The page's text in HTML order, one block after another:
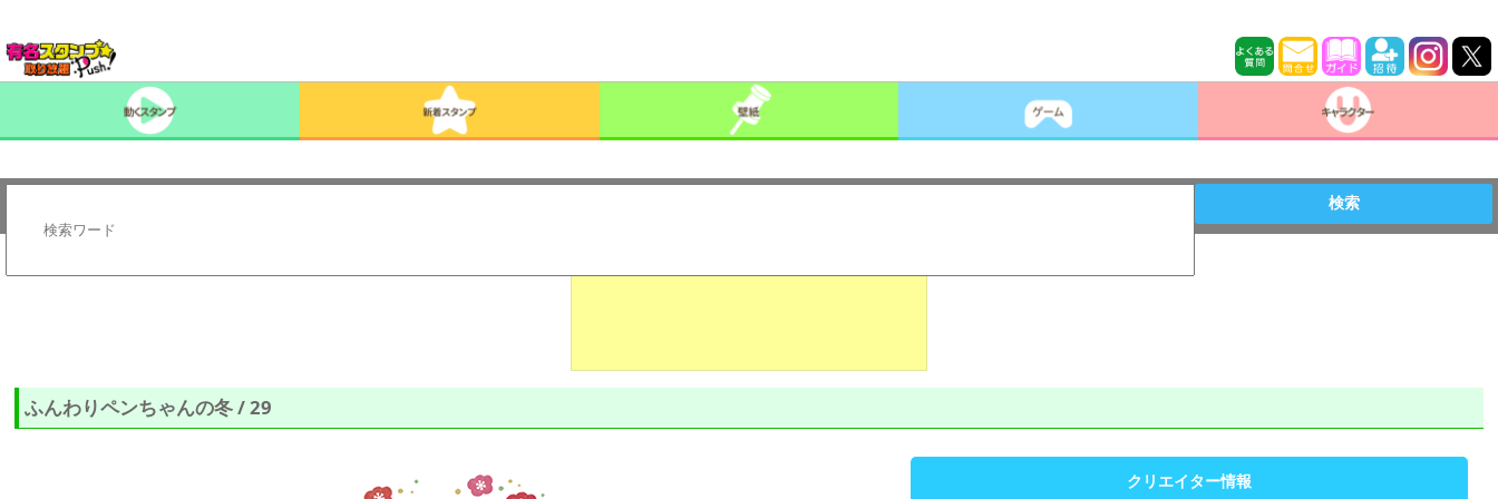
検索
ふんわりペンちゃんの冬 / 29
クリエイター情報